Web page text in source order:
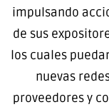
impulsando
de sus
los cuales
nuevas
proveedores y